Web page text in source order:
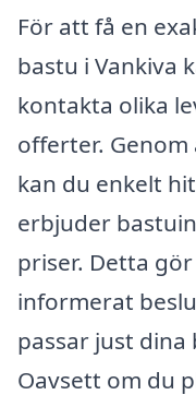
För att få en
bastu i Vankiva
kontakta olika
offerter.
kan du enkelt
erbjuder
priser. Detta
informerat
passar just
Oavsett om du